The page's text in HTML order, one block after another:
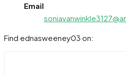
Email
Find ednasweeney03 on: